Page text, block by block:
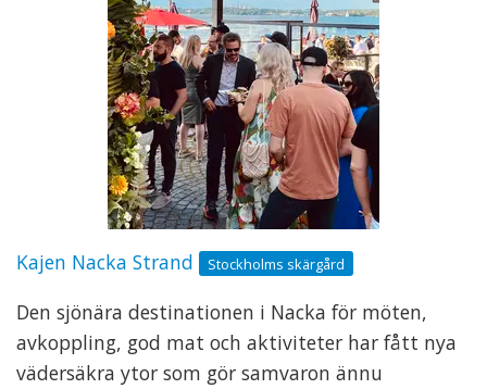
Kajen Nacka Strand Stockholms skärgård
Den sjönära destinationen i Nacka för möten,
avkoppling, god mat och aktiviteter har fått nya
vädersäkra ytor som gör samvaron ännu